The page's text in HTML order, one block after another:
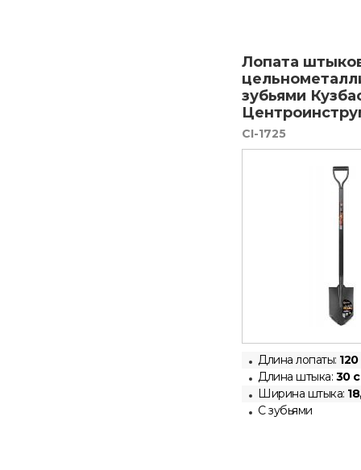
Лопата
зубьями
CI-1725
Длина лопаты:
Длина штыка: 30
Ширина штыка:
С зубьями